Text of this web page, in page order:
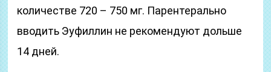
количестве 720 – 750 мг. Парентерально
вводить Эуфиллин не рекомендуют дольше
14 дней.